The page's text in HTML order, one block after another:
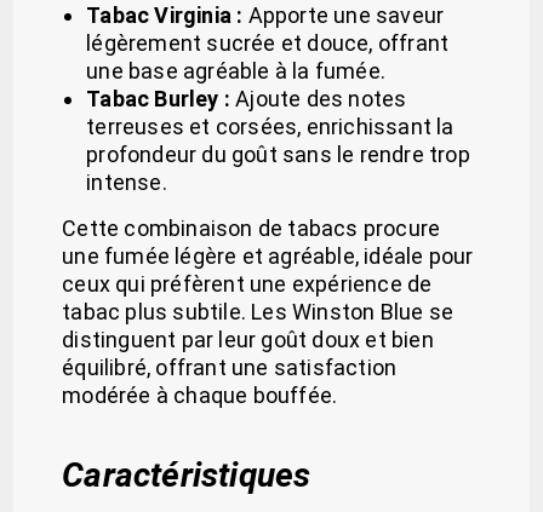
Tabac Virginia : Apporte une saveur
légèrement sucrée et douce, offrant
une base agréable à la fumée.
Tabac Burley : Ajoute des notes
terreuses et corsées, enrichissant la
profondeur du goût sans le rendre trop
intense.
Cette combinaison de tabacs procure
une fumée légère et agréable, idéale pour
ceux qui préfèrent une expérience de
tabac plus subtile. Les Winston Blue se
distinguent par leur goût doux et bien
équilibré, offrant une satisfaction
modérée à chaque bouffée.
Caractéristiques